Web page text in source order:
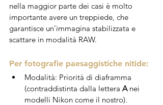
nella maggior parte dei casi è molto
importante avere un treppiede, che
garantisce un'immagina stabilizzata e
scattare in modalità RAW.
Per fotografie paesaggistiche nitide:
Modalità: Priorità di diaframma
(contraddistinta dalla lettera A nei
modelli Nikon come il nostro).